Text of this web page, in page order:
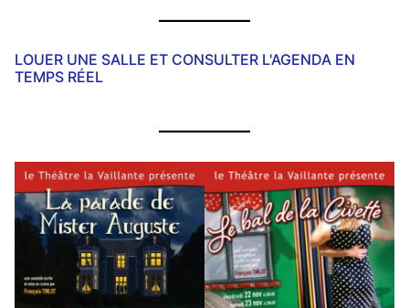
LOUER UNE SALLE ET CONSULTER L'AGENDA EN
TEMPS RÉEL